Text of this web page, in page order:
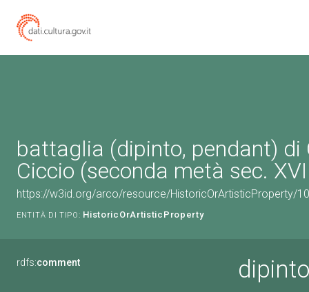
battaglia (dipinto, pendant) di
Ciccio (seconda metà sec.
https://w3id.org/arco/resource/HistoricOrArtisticProperty/
ENTITÀ DI TIPO: HistoricOrArtisticProperty
rdfs:comment